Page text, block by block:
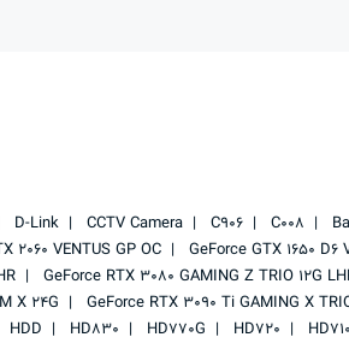
C008
C906
CCTV Camera
D-Link
GeForce GTX 1650 D6
2060 VENTUS GP OC
GeForce RTX 3080 GAMING Z TRIO 12G
GeForce RTX 3090 Ti GAMING X
X 24G
HD720
HD770G
HD830
HDD